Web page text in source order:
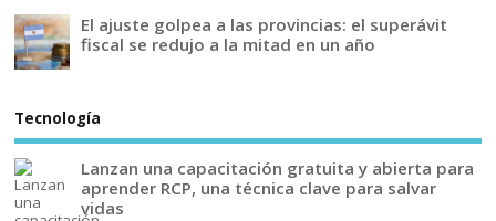
El ajuste golpea a las provincias: el superávit
fiscal se redujo a la mitad en un año
Tecnología
Lanzan una capacitación gratuita y abierta para
aprender RCP, una técnica clave para salvar
vidas